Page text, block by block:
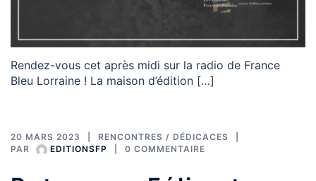
Rendez-vous cet après midi sur la radio de France
Bleu Lorraine ! La maison d’édition […]
20 MARS 2023
RENCONTRES / DÉDICACES
PAR
EDITIONSFP 0 COMMENTAIRE